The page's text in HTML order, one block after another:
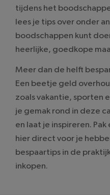
tijdens het
lees je tips over onder
boodschappen kunt
heerlijke, goedkope
Meer dan de helft
Een beetje geld
zoals vakantie, sporten
je gemak rond in deze
en laat je inspireren.
hier direct voor je
bespaartips in de
inkopen.